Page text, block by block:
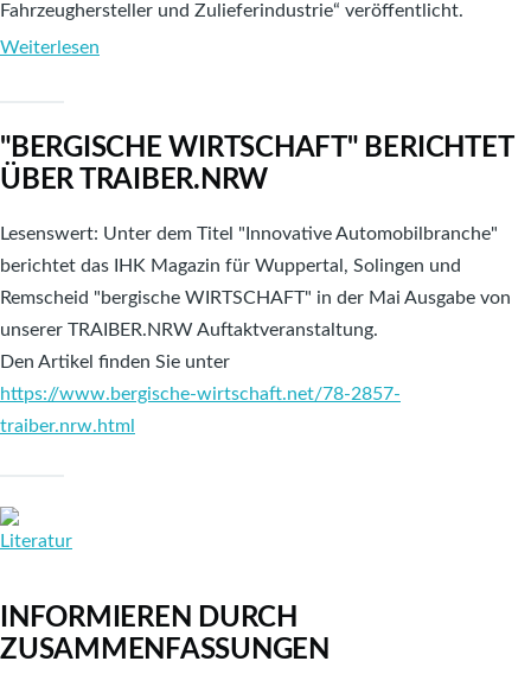
Fahrzeughersteller und Zulieferindustrie“ veröffentlicht.
Weiterlesen
Fahrzeughersteller
und
"BERGISCHE WIRTSCHAFT" BERICHTET
ÜBER TRAIBER.NRW
Lesenswert: Unter dem Titel "Innovative Automobilbranche"
berichtet das IHK Magazin für Wuppertal, Solingen und
Remscheid "bergische WIRTSCHAFT" in der Mai Ausgabe von
unserer TRAIBER.NRW Auftaktveranstaltung.
Den Artikel finden Sie unter
https://www.bergische-wirtschaft.net/78-2857-
traiber.nrw.html
INFORMIEREN DURCH
ZUSAMMENFASSUNGEN